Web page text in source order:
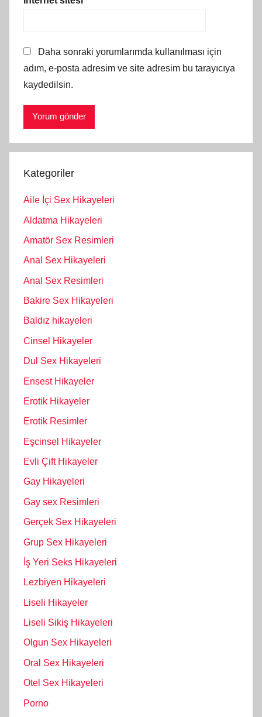
Daha sonraki yorumlarımda kullanılması için
adım, e-posta adresim ve site adresim bu tarayıcıya
kaydedilsin.
Kategoriler
Aile İçi Sex Hikayeleri
Aldatma Hikayeleri
Amatör Sex Resimleri
Anal Sex Hikayeleri
Anal Sex Resimleri
Bakire Sex Hikayeleri
Baldız hikayeleri
Cinsel Hikayeler
Dul Sex Hikayeleri
Ensest Hikayeler
Erotik Hikayeler
Erotik Resimler
Eşcinsel Hikayeler
Evli Çift Hikayeler
Gay Hikayeleri
Gay sex Resimleri
Gerçek Sex Hikayeleri
Grup Sex Hikayeleri
İş Yeri Seks Hikayeleri
Lezbiyen Hikayeleri
Liseli Hikayeler
Liseli Sikiş Hikayeleri
Olgun Sex Hikayeleri
Oral Sex Hikayeleri
Otel Sex Hikayeleri
Porno